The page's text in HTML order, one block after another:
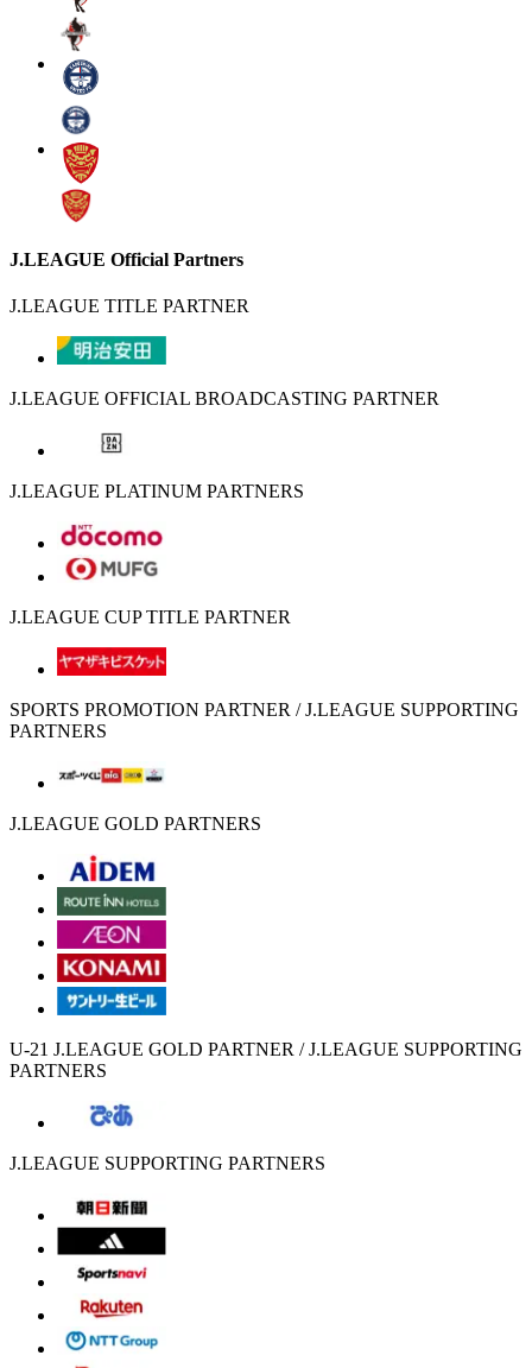
J.LEAGUE Official Partners
J.LEAGUE TITLE PARTNER
J.LEAGUE OFFICIAL BROADCASTING PARTNER
J.LEAGUE PLATINUM PARTNERS
J.LEAGUE CUP TITLE PARTNER
SPORTS PROMOTION PARTNER / J.LEAGUE SUPPORTING
PARTNERS
J.LEAGUE GOLD PARTNERS
U-21 J.LEAGUE GOLD PARTNER / J.LEAGUE SUPPORTING
PARTNERS
J.LEAGUE SUPPORTING PARTNERS